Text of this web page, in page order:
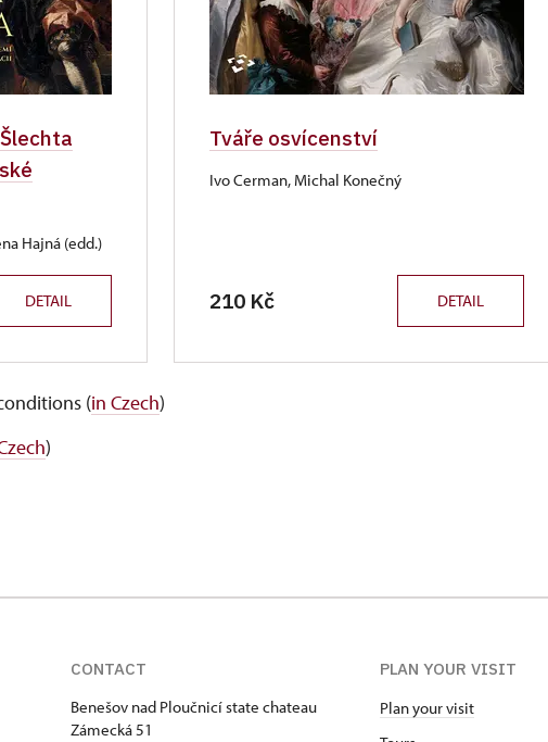
Hajná (edd.)
DETAIL
Tváře osvícenství
Ivo Cerman, Michal Konečný
210 Kč DETAIL
(in Czech)
)
CONTACT
Benešov nad Ploučnicí state chateau
Zámecká 51
PLAN YOUR VISIT
Plan your visit